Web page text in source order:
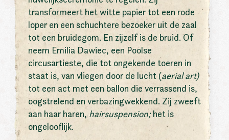
transformeert het witte papier tot een rode
loper en een schuchtere bezoeker uit de zaal
tot een bruidegom. En zijzelf is de bruid. Of
neem Emilia Dawiec, een Poolse
circusartieste, die tot ongekende toeren in
staat is, van vliegen door de lucht (aerial art)
tot een act met een ballon die verrassend is,
oogstrelend en verbazingwekkend. Zij zweeft
aan haar haren,hairsuspension;het is
ongelooflijk.